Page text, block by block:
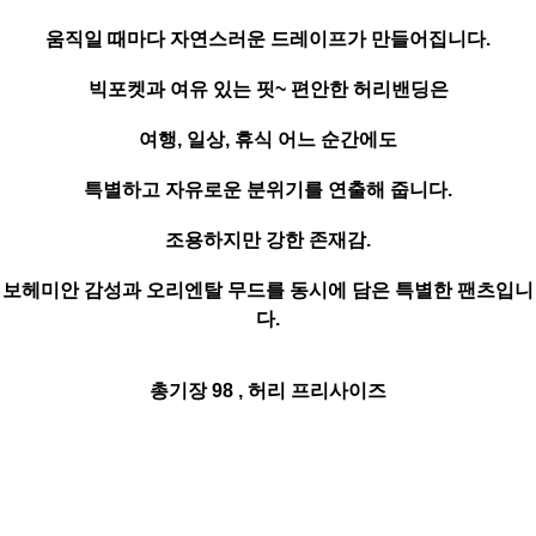
움직일 때마다 자연스러운 드레이프가 만들어집니다.
빅포켓과 여유 있는 핏~ 편안한 허리밴딩은
여행, 일상, 휴식 어느 순간에도
특별하고 자유로운 분위기를 연출해 줍니다.
조용하지만 강한 존재감.
보헤미안 감성과 오리엔탈 무드를 동시에 담은 특별한 팬츠입니
다.
총기장 98 , 허리 프리사이즈